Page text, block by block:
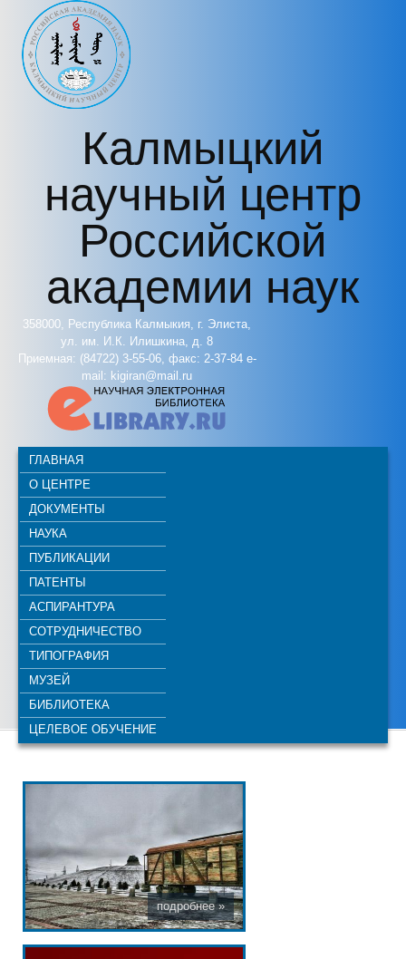
Перейти к основному содержанию
Калмыцкий
научный центр
Российской
академии наук
358000, Республика Калмыкия, г. Элиста,
ул. им. И.К. Илишкина, д. 8
Приемная: (84722) 3-55-06, факс: 2-37-84 e-
mail: kigiran@mail.ru
ГЛАВНАЯ
О ЦЕНТРЕ
ДОКУМЕНТЫ
НАУКА
ПУБЛИКАЦИИ
ПАТЕНТЫ
АСПИРАНТУРА
СОТРУДНИЧЕСТВО
ТИПОГРАФИЯ
МУЗЕЙ
БИБЛИОТЕКА
ЦЕЛЕВОЕ ОБУЧЕНИЕ